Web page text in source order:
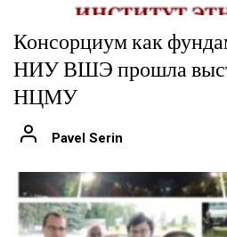
Консорциум как
НИУ ВШЭ прошла
НЦМУ
Pavel Serin